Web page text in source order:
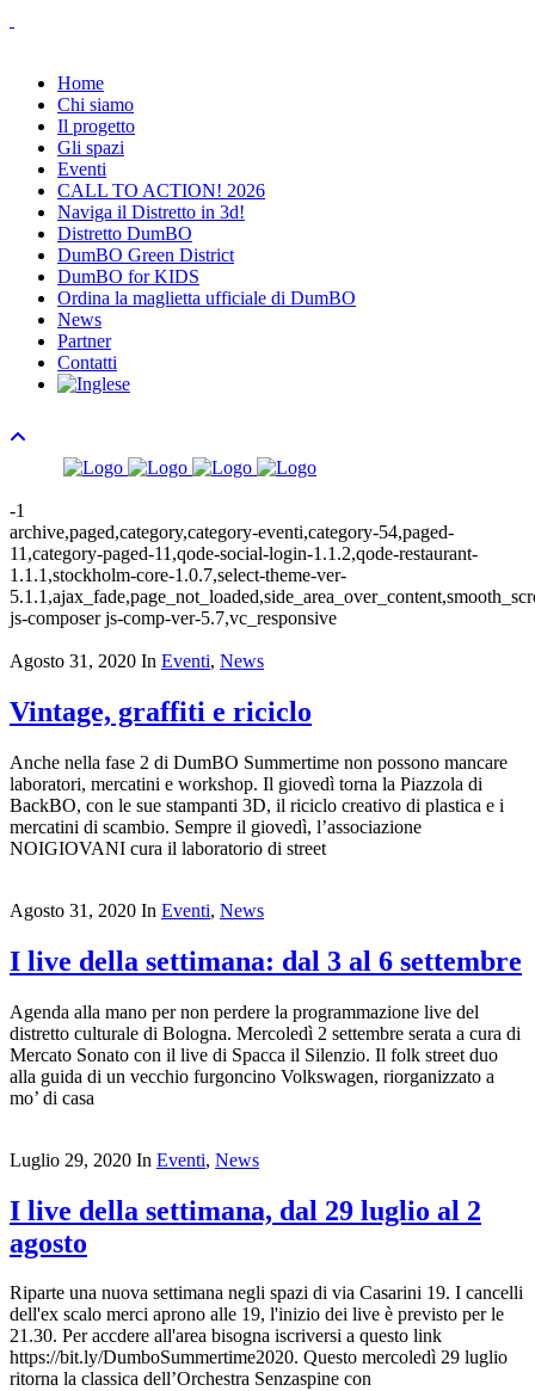
Home
Chi siamo
Il progetto
Gli spazi
Eventi
CALL TO ACTION! 2026
Naviga il Distretto in 3d!
Distretto DumBO
DumBO Green District
DumBO for KIDS
Ordina la maglietta ufficiale di DumBO
News
Partner
Contatti
-1
archive,paged,category,category-eventi,category-54,paged-
11,category-paged-11,qode-social-login-1.1.2,qode-restaurant-
1.1.1,stockholm-core-1.0.7,select-theme-ver-
js-composer js-comp-ver-5.7,vc_responsive
Agosto 31, 2020 In Eventi, News
Vintage, graffiti e riciclo
Anche nella fase 2 di DumBO Summertime non possono mancare
laboratori, mercatini e workshop. Il giovedì torna la Piazzola di
BackBO, con le sue stampanti 3D, il riciclo creativo di plastica e i
mercatini di scambio. Sempre il giovedì, l’associazione
NOIGIOVANI cura il laboratorio di street
Agosto 31, 2020 In Eventi, News
I live della settimana: dal 3 al 6 settembre
Agenda alla mano per non perdere la programmazione live del
distretto culturale di Bologna. Mercoledì 2 settembre serata a cura di
Mercato Sonato con il live di Spacca il Silenzio. Il folk street duo
alla guida di un vecchio furgoncino Volkswagen, riorganizzato a
mo’ di casa
Luglio 29, 2020 In Eventi, News
I live della settimana, dal 29 luglio al 2
agosto
Riparte una nuova settimana negli spazi di via Casarini 19. I cancelli
dell'ex scalo merci aprono alle 19, l'inizio dei live è previsto per le
21.30. Per accdere all'area bisogna iscriversi a questo link
https://bit.ly/DumboSummertime2020. Questo mercoledì 29 luglio
ritorna la classica dell’Orchestra Senzaspine con